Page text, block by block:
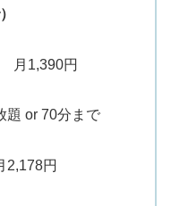
月1,390円
or 70分まで
2,178円